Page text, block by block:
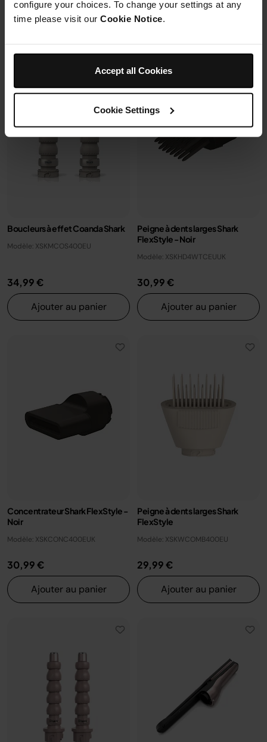
configure your choices. To change your settings at any
time please visit our Cookie Notice.
Accept all Cookies
Cookie Settings
Ajouter au panier
Ajouter au panier
Boucleurs à effet Coanda Shark
Modèle: XSKMCOS400EU
34,99 €
Ajouter au panier
Peigne à dents larges Shark
FlexStyle - Noir
Modèle: XSKHD4WTCEUUK
30,99 €
Ajouter au panier
Concentrateur Shark FlexStyle -
Noir
Modèle: XSKCONC400EUK
30,99 €
Ajouter au panier
Peigne à dents larges Shark
FlexStyle
Modèle: XSKWCOMB400EU
29,99 €
Ajouter au panier